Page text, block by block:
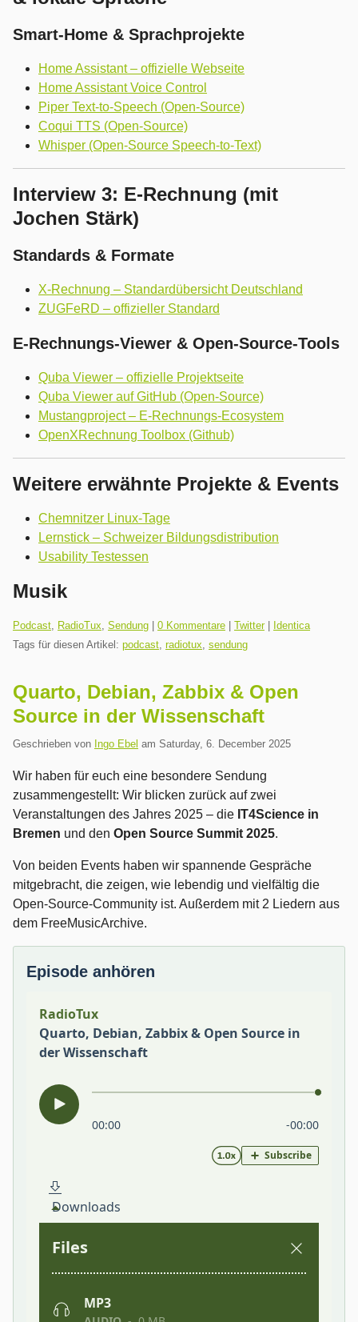
Smart-Home & Sprachprojekte
Home Assistant – offizielle Webseite
Home Assistant Voice Control
Piper Text-to-Speech (Open-Source)
Coqui TTS (Open-Source)
Whisper (Open-Source Speech-to-Text)
Interview 3: E-Rechnung (mit
Jochen Stärk)
Standards & Formate
X-Rechnung – Standardübersicht Deutschland
ZUGFeRD – offizieller Standard
E-Rechnungs-Viewer & Open-Source-Tools
Quba Viewer – offizielle Projektseite
Quba Viewer auf GitHub (Open-Source)
Mustangproject – E-Rechnungs-Ecosystem
OpenXRechnung Toolbox (Github)
Weitere erwähnte Projekte & Events
Chemnitzer Linux-Tage
Lernstick – Schweizer Bildungsdistribution
Usability Testessen
Musik
Kategorien:
Podcast, RadioTux, Sendung 0 Kommentare Twitter|
Identica
Tags für diesen Artikel: podcast, radiotux, sendung
Quarto, Debian, Zabbix & Open
Source in der Wissenschaft
Geschrieben von Ingo Ebel am Saturday, 6. December 2025
Wir haben für euch eine besondere Sendung
zusammengestellt: Wir blicken zurück auf zwei
Veranstaltungen des Jahres 2025 – die IT4Science in
Bremen und den Open Source Summit 2025.
Von beiden Events haben wir spannende Gespräche
mitgebracht, die zeigen, wie lebendig und vielfältig die
Open-Source-Community ist. Außerdem mit 2 Liedern aus
dem FreeMusicArchive.
Episode anhören